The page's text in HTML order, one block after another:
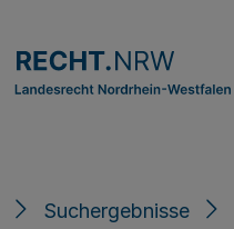
Suchergebnisse